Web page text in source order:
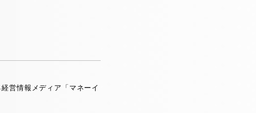
営情報メディア「マネーイ